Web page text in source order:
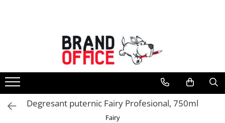
Unitate Protejata - PRODUCTIE
Hartie copiator si produse
tipografice
Produse consumabile din hartie
Detergenti si dezinfectanti
Degresant puternic Fairy Profesional, 750ml
Fairy